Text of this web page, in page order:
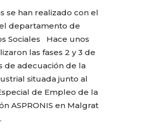
se han realizado con el
departamento de
Sociales Hace unos
las fases 2 y 3 de
de adecuación de la
situada junto al
de Empleo de la
ASPRONIS en Malgrat